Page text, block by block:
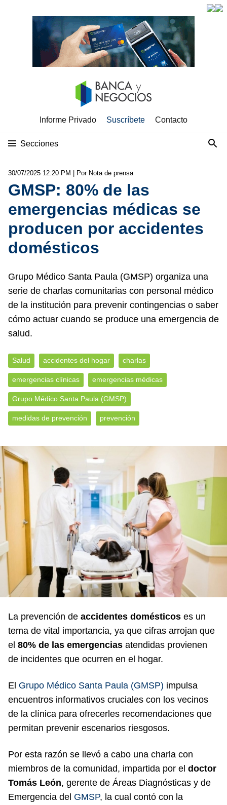
Informe Privado Suscríbete Contacto
Secciones
30/07/2025 12:20 PM | Por Nota de prensa
GMSP: 80% de las
emergencias médicas se
producen por accidentes
domésticos
Grupo Médico Santa Paula (GMSP) organiza una
serie de charlas comunitarias con personal médico
de la institución para prevenir contingencias o saber
cómo actuar cuando se produce una emergencia de
salud.
Salud accidentes del hogar charlas
emergencias clínicas emergencias médicas
Grupo Médico Santa Paula (GMSP)
medidas de prevención prevención
La prevención de accidentes domésticos es un
tema de vital importancia, ya que cifras arrojan que
el 80% de las emergencias atendidas provienen
de incidentes que ocurren en el hogar.
El Grupo Médico Santa Paula (GMSP) impulsa
encuentros informativos cruciales con los vecinos
de la clínica para ofrecerles recomendaciones que
permitan prevenir escenarios riesgosos.
Por esta razón se llevó a cabo una charla con
miembros de la comunidad, impartida por el doctor
Tomás León, gerente de Áreas Diagnósticas y de
Emergencia del GMSP, la cual contó con la